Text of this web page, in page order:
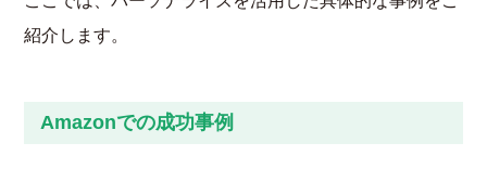
紹介します。
Amazonでの成功事例